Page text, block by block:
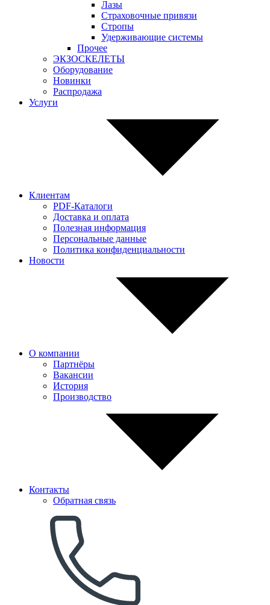
Лазы
Страховочные привязи
Стропы
Удерживающие системы
Прочее
ЭКЗОСКЕЛЕТЫ
Оборудование
Новинки
Распродажа
Услуги
Клиентам
PDF-Каталоги
Доставка и оплата
Полезная информация
Персональные данные
Политика конфиденциальности
Новости
О компании
Партнёры
Вакансии
История
Производство
Контакты
Обратная связь